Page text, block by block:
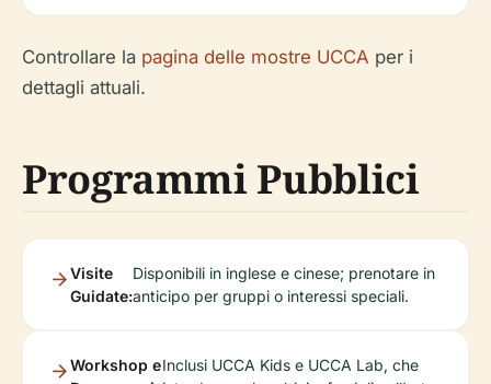
Controllare la pagina delle mostre UCCA per i
dettagli attuali.
Programmi Pubblici
Visite
Guidate:
Disponibili in inglese e cinese; prenotare in
anticipo per gruppi o interessi speciali.
Workshop eInclusi UCCA Kids e UCCA Lab, che